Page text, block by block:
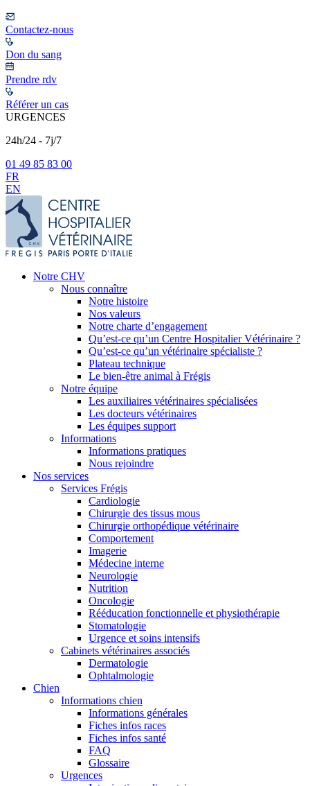
Contactez-nous
Don du sang
Prendre rdv
Référer un cas
URGENCES
24h/24 - 7j/7
01 49 85 83 00
FR
EN
Notre CHV
Nous connaître
Notre histoire
Nos valeurs
Notre charte d’engagement
Qu’est-ce qu’un Centre Hospitalier Vétérinaire ?
Qu’est-ce qu’un vétérinaire spécialiste ?
Plateau technique
Le bien-être animal à Frégis
Notre équipe
Les auxiliaires vétérinaires spécialisées
Les docteurs vétérinaires
Les équipes support
Informations
Informations pratiques
Nous rejoindre
Nos services
Services Frégis
Cardiologie
Chirurgie des tissus mous
Chirurgie orthopédique vétérinaire
Comportement
Imagerie
Médecine interne
Neurologie
Nutrition
Oncologie
Rééducation fonctionnelle et physiothérapie
Stomatologie
Urgence et soins intensifs
Cabinets vétérinaires associés
Dermatologie
Ophtalmologie
Chien
Informations chien
Informations générales
Fiches infos races
Fiches infos santé
FAQ
Glossaire
Urgences